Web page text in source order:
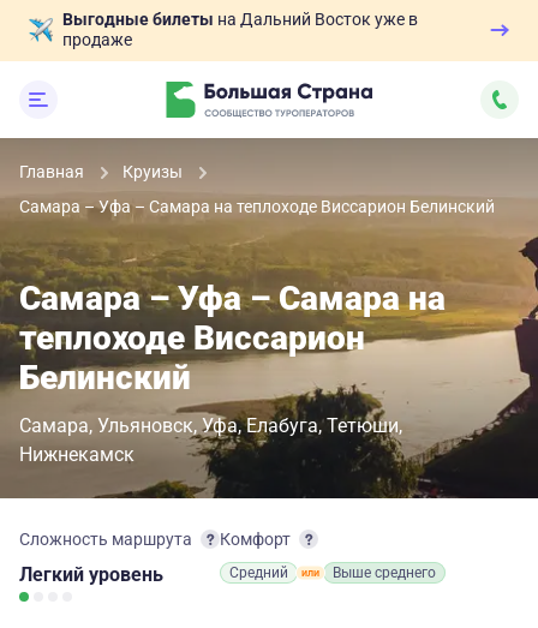
Выгодные билеты на Дальний Восток уже в
продаже
Главная
Круизы
Самара – Уфа – Самара на теплоходе Виссарион Белинский
Самара – Уфа – Самара на
теплоходе Виссарион
Белинский
Самара Ульяновск Уфа Елабуга Тетюши
Нижнекамск
Сложность маршрута
Легкий уровень
Комфорт
Средний Выше среднего